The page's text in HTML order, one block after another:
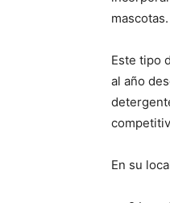
mascotas.
Este tipo
al año
En su